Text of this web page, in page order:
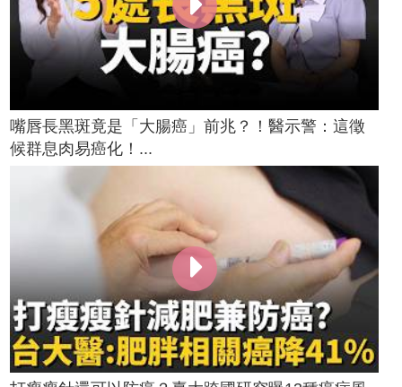
嘴唇長黑斑竟是「大腸癌」前兆？！醫示警：這徵
候群息肉易癌化！...